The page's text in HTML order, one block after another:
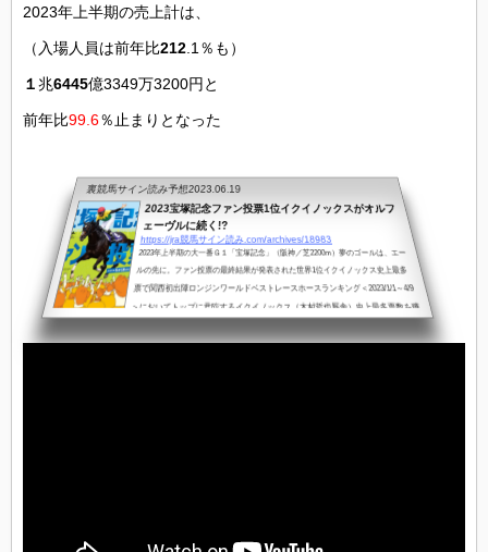
2023年上半期の売上計は、
（入場人員は前年比212 .1％も）
１兆6445億3349万3200円と
前年比99.6％止まりとなった
裏競馬サイン読み予想2023.06.19
2023宝塚記念ファン投票1位イクイノックスがオルフ
ェーヴルに続く!?
https://jra競馬サイン読み.com/archives/18983
2023年上半期の大一番Ｇ１「宝塚記念」（阪神／芝2200m）夢のゴールは、エー
ルの先に。ファン投票の最終結果が発表された世界1位イクイノックス史上最多
票で関西初出陣ロンジンワールドベストレースホースランキング＜2023/1/1～4/9
＞においてトップに君臨するイクイノックス（木村哲也厩舎）史上最多票数を獲